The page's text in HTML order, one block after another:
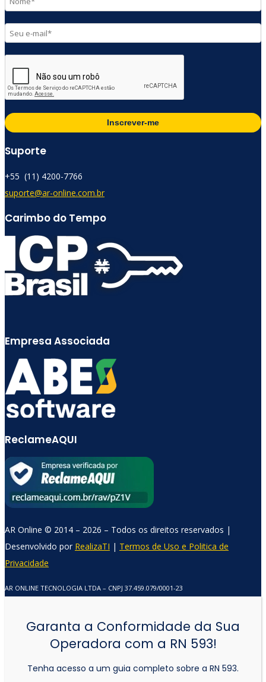
Inscrever-me
Suporte
+55 (11) 4200-7766​
suporte@ar-online.com.br
Carimbo do Tempo
Empresa Associada
ReclameAQUI
AR Online © 2014 – 2026 – Todos os direitos reservados |
Desenvolvido por RealizaTI | Termos de Uso e Politica de
Privacidade
AR ONLINE TECNOLOGIA LTDA – CNPJ 37.459.079/0001-23
Comercial AR Online
Garanta a Conformidade da Sua
Operadora com a RN 593!
Tenha acesso a um guia completo sobre a RN 593.